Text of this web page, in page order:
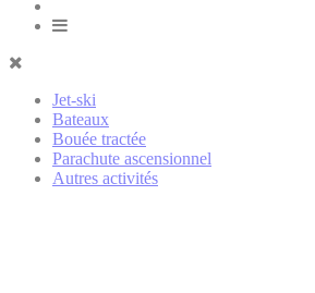
Jet-ski
Bateaux
Bouée tractée
Parachute ascensionnel
Autres activités